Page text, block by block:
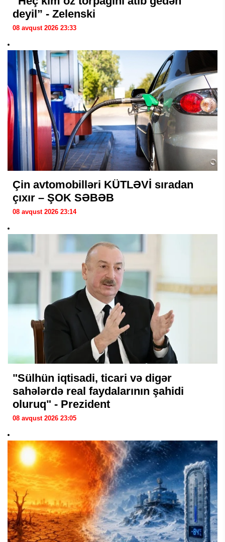
deyil” - Zelenski
08 avqust 2026 23:33
Çin avtomobilləri KÜTLƏVİ sıradan
çıxır – ŞOK SƏBƏB
08 avqust 2026 23:14
"Sülhün iqtisadi, ticari və digər
sahələrdə real faydalarının şahidi
oluruq" - Prezident
08 avqust 2026 23:05